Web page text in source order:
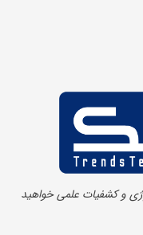
و کشفیات علمی خواهید